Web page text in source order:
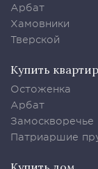
Арбат
Хамовники
Тверской
Купить
Остоженка
Арбат
Замоскворечье
Патриаршие